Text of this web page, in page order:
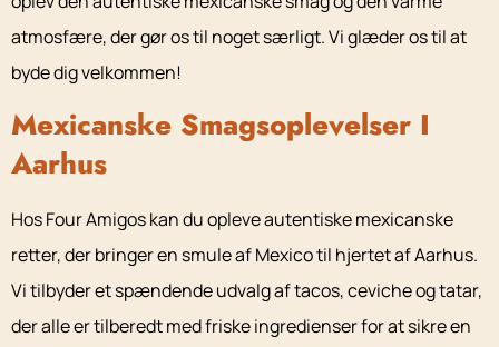
atmosfære, der gør os til noget særligt. Vi glæder os til at
byde dig velkommen!
Mexicanske Smagsoplevelser I
Aarhus
Hos Four Amigos kan du opleve autentiske mexicanske
retter, der bringer en smule af Mexico til hjertet af Aarhus.
Vi tilbyder et spændende udvalg af tacos, ceviche og tatar,
der alle er tilberedt med friske ingredienser for at sikre en